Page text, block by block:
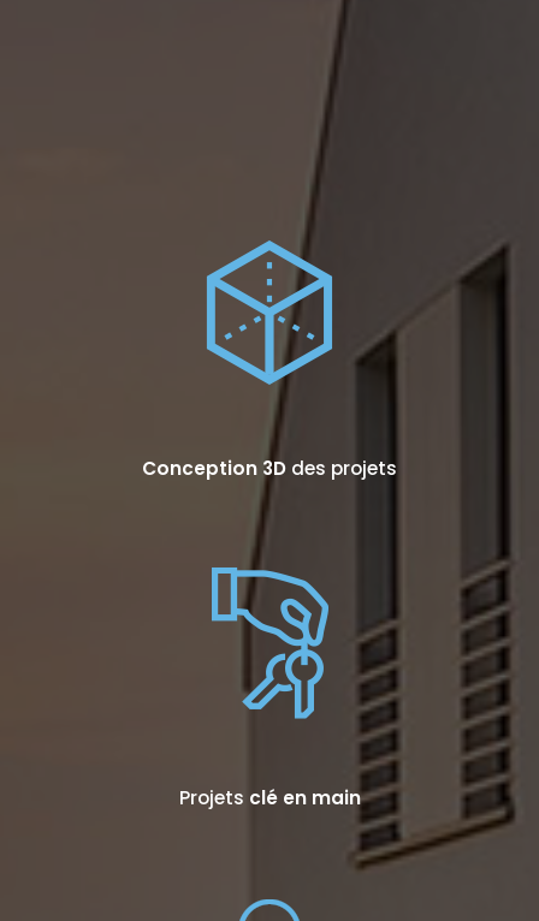
Conception 3D des projets
Projets clé en main